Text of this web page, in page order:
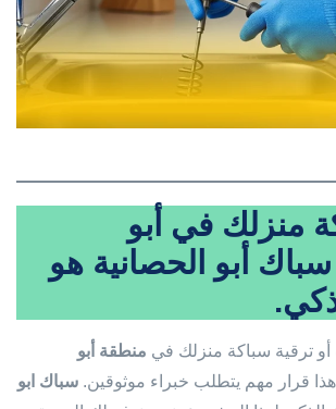
منزلك في أبو
سباك أبو الحصانية هو
ترقية سباكة منزلك في منطقة أبو
قرار مهم يتطلب خبراء موثوقين. سباك ابو